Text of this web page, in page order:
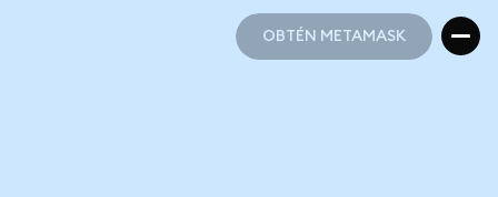
OBTÉN METAMASK